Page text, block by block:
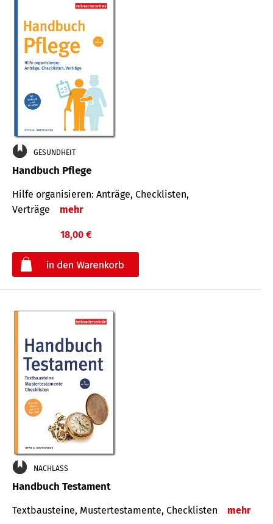
GESUNDHEIT
Handbuch Pflege
Hilfe organisieren: Anträge, Checklisten,
Verträge
mehr
18,00 €
NACHLASS
Handbuch Testament
Textbausteine, Mustertestamente, Checklisten mehr